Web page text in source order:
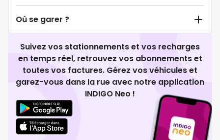
Où se garer ?
Suivez vos stationnements et vos recharges
en temps réel, retrouvez vos abonnements et
toutes vos factures. Gérez vos véhicules et
garez-vous dans la rue avec notre application
INDIGO Neo !